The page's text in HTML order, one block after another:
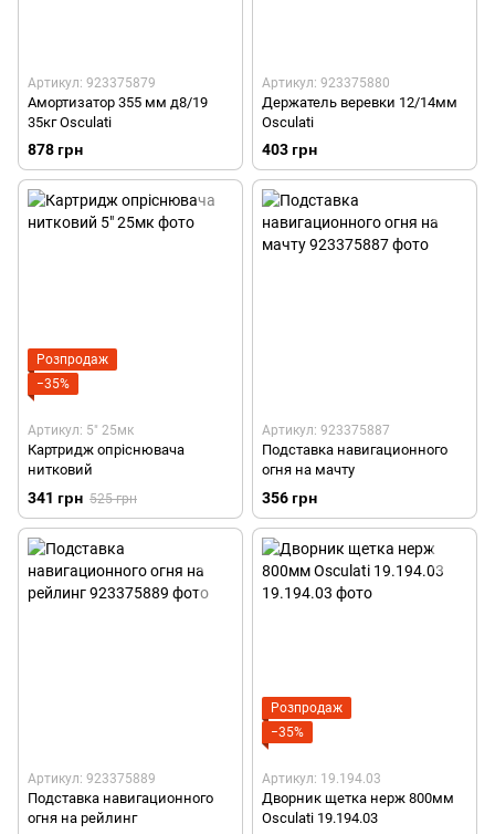
Артикул: 923375879
Амортизатор 355 мм д8/19
35кг Osculati
878 грн
Артикул: 923375880
Держатель веревки 12/14мм
Osculati
403 грн
Розпродаж
−35%
Артикул: 5" 25мк
Картридж опріснювача
нитковий
341 грн 525 грн
Артикул: 923375887
Подставка навигационного
огня на мачту
356 грн
Артикул: 923375889
Подставка навигационного
огня на рейлинг
Розпродаж
−35%
Артикул: 19.194.03
Дворник щетка нерж 800мм
Osculati 19.194.03